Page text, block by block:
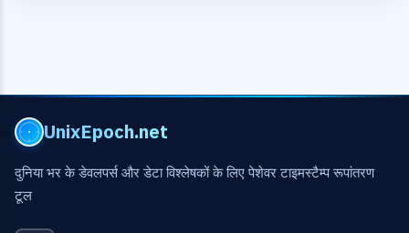
UnixEpoch.net
दुनिया भर के डेवलपर्स और डेटा विश्लेषकों के लिए पेशेवर टाइमस्टैम्प रूपांतरण
टूल